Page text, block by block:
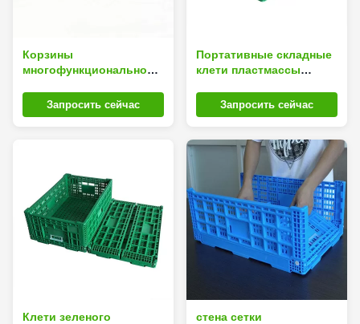
Корзины
многофункциональной
складчатости
пластиковые для
Запросить сейчас
Портативные складные
клети пластмассы
отверстия
Запросить сейчас
Клети зеленого
стена сетки